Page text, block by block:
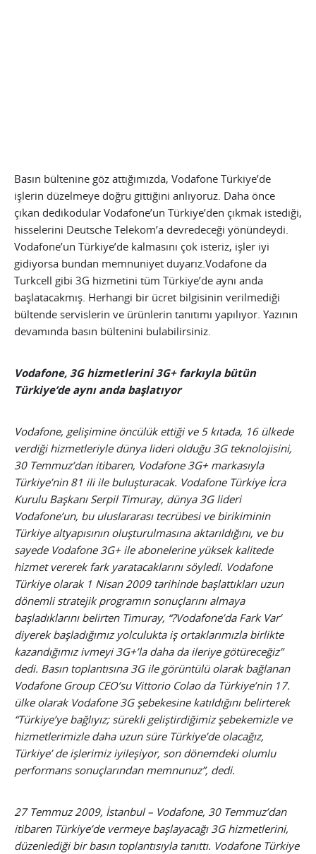
Basın bültenine göz attığımızda, Vodafone Türkiye’de
işlerin düzelmeye doğru gittiğini anlıyoruz. Daha önce
çıkan dedikodular Vodafone’un Türkiye’den çıkmak istediği,
hisselerini Deutsche Telekom’a devredeceği yönündeydi.
Vodafone’un Türkiye’de kalmasını çok isteriz, işler iyi
gidiyorsa bundan memnuniyet duyarız.Vodafone da
Turkcell gibi 3G hizmetini tüm Türkiye’de aynı anda
başlatacakmış. Herhangi bir ücret bilgisinin verilmediği
bültende servislerin ve ürünlerin tanıtımı yapılıyor. Yazının
devamında basın bültenini bulabilirsiniz.
Vodafone, 3G hizmetlerini 3G+ farkıyla bütün
Türkiye’de aynı anda başlatıyor
Vodafone, gelişimine öncülük ettiği ve 5 kıtada, 16 ülkede
verdiği hizmetleriyle dünya lideri olduğu 3G teknolojisini,
30 Temmuz’dan itibaren, Vodafone 3G+ markasıyla
Türkiye’nin 81 ili ile buluşturacak. Vodafone Türkiye İcra
Kurulu Başkanı Serpil Timuray, dünya 3G lideri
Vodafone’un, bu uluslararası tecrübesi ve birikiminin
Türkiye altyapısının oluşturulmasına aktarıldığını, ve bu
sayede Vodafone 3G+ ile abonelerine yüksek kalitede
hizmet vererek fark yaratacaklarını söyledi. Vodafone
Türkiye olarak 1 Nisan 2009 tarihinde başlattıkları uzun
dönemli stratejik programın sonuçlarını almaya
başladıklarını belirten Timuray, “?Vodafone’da Fark Var’
diyerek başladığımız yolculukta iş ortaklarımızla birlikte
kazandığımız ivmeyi 3G+’la daha da ileriye götüreceğiz”
dedi. Basın toplantısına 3G ile görüntülü olarak bağlanan
Vodafone Group CEO’su Vittorio Colao da Türkiye’nin 17.
ülke olarak Vodafone 3G şebekesine katıldığını belirterek
“Türkiye’ye bağlıyız; sürekli geliştirdiğimiz şebekemizle ve
hizmetlerimizle daha uzun süre Türkiye’de olacağız,
Türkiye’ de işlerimiz iyileşiyor, son dönemdeki olumlu
performans sonuçlarından memnunuz”, dedi.
27 Temmuz 2009, İstanbul – Vodafone, 30 Temmuz’dan
itibaren Türkiye’de vermeye başlayacağı 3G hizmetlerini,
düzenlediği bir basın toplantısıyla tanıttı. Vodafone Türkiye